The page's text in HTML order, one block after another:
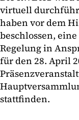
virtuell
haben vor dem
beschlossen,
Regelung in
für den 28. April
stattfinden.